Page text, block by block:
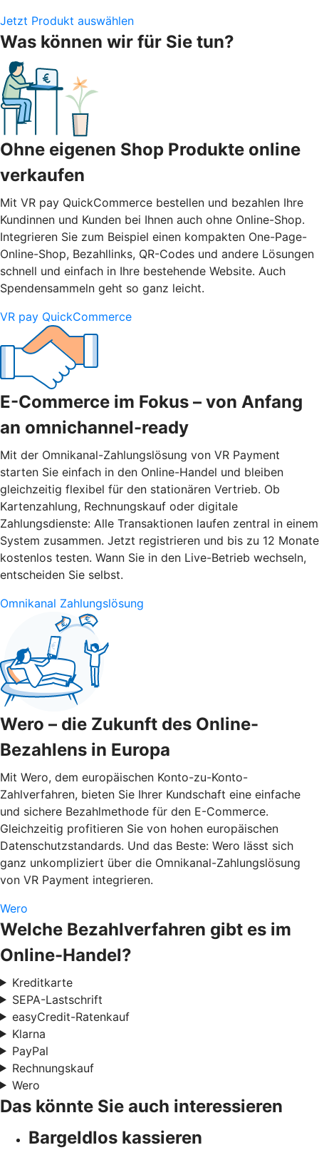
Jetzt Produkt auswählen
Was können wir für Sie tun?
Ohne eigenen Shop Produkte online
verkaufen
Mit VR pay QuickCommerce bestellen und bezahlen Ihre
Kundinnen und Kunden bei Ihnen auch ohne Online-Shop.
Integrieren Sie zum Beispiel einen kompakten One-Page-
Online-Shop, Bezahllinks, QR-Codes und andere Lösungen
schnell und einfach in Ihre bestehende Website. Auch
Spendensammeln geht so ganz leicht.
VR pay QuickCommerce
E-Commerce im Fokus – von Anfang
an omnichannel-ready
Mit der Omnikanal-Zahlungslösung von VR Payment
starten Sie einfach in den Online-Handel und bleiben
gleichzeitig flexibel für den stationären Vertrieb. Ob
Kartenzahlung, Rechnungskauf oder digitale
Zahlungsdienste: Alle Transaktionen laufen zentral in einem
System zusammen. Jetzt registrieren und bis zu 12 Monate
kostenlos testen. Wann Sie in den Live-Betrieb wechseln,
entscheiden Sie selbst.
Omnikanal Zahlungslösung
Wero – die Zukunft des Online-
Bezahlens in Europa
Mit Wero, dem europäischen Konto-zu-Konto-
Zahlverfahren, bieten Sie Ihrer Kundschaft eine einfache
und sichere Bezahlmethode für den E-Commerce.
Gleichzeitig profitieren Sie von hohen europäischen
Datenschutzstandards. Und das Beste: Wero lässt sich
ganz unkompliziert über die Omnikanal-Zahlungslösung
von VR Payment integrieren.
Wero
Welche Bezahlverfahren gibt es im
Online-Handel?
Kreditkarte
SEPA-Lastschrift
easyCredit-Ratenkauf
Klarna
PayPal
Rechnungskauf
Wero
Das könnte Sie auch interessieren
Bargeldlos kassieren